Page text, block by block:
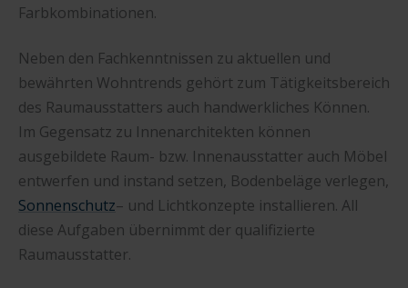
Farbkombinationen.
Neben den Fachkenntnissen zu aktuellen und
bewährten Wohntrends gehört zum Tätigkeitsbereich
des Raumausstatters auch handwerkliches Können.
Im Gegensatz zu Innenarchitekten können
ausgebildete Raum- bzw. Innenausstatter auch Möbel
entwerfen und instand setzen, Bodenbeläge verlegen,
Sonnenschutz– und Lichtkonzepte installieren. All
diese Aufgaben übernimmt der qualifizierte
Raumausstatter.